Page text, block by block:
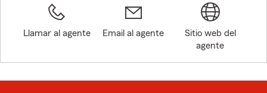
Llamar al agente Email al agente
Sitio web del
agente